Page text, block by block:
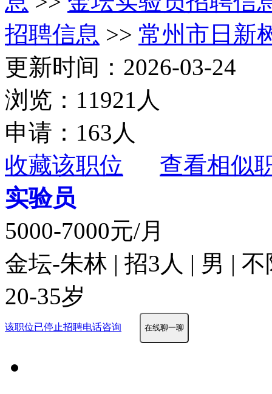
招聘信息 >> 常州市日新
更新时间：2026-03-24
浏览：11921人
申请：163人
收藏该职位
查看相似
实验员
5000-7000元/月
金坛-朱林 | 招3人 | 男 |
20-35岁
该职位已停止招聘电话咨询 在线聊一聊